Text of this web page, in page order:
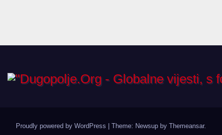
Proudly powered by WordPress Theme: Newsup by Themeansar.